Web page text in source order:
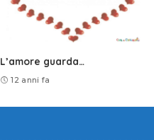
L’amore guarda…
12 anni fa